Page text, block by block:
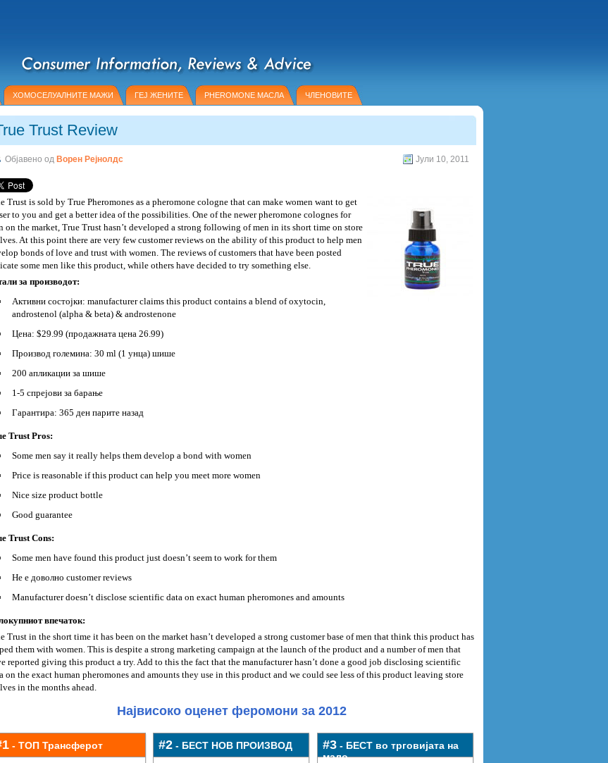
ХОМОСЕЛУАЛНИТЕ МАЖИ ГЕЈ ЖЕНИТЕ PHEROMONE МАСЛА ЧЛЕНОВИТЕ
Trust Review
Објавено од Ворен Рејнолдс Јули 10, 2011
Trust is sold by True Pheromones as a pheromone cologne that can make women want to get
to you and get a better idea of the possibilities. One of the newer pheromone colognes for
on the market, True Trust hasn’t developed a strong following of men in its short time on store
At this point there are very few customer reviews on the ability of this product to help men
bonds of love and trust with women. The reviews of customers that have been posted
some men like this product, while others have decided to try something else.
за производот:
Активни состојки: manufacturer claims this product contains a blend of oxytocin,
androstenol (alpha & beta) & androstenone
Цена: $29.99 (продажната цена 26.99)
Производ големина: 30 ml (1 унца) шише
200 апликации за шише
1-5 спрејови за барање
Гарантира: 365 ден парите назад
Trust Pros:
Some men say it really helps them develop a bond with women
Price is reasonable if this product can help you meet more women
Nice size product bottle
Good guarantee
Trust Cons:
Some men have found this product just doesn’t seem to work for them
Не е доволно customer reviews
Manufacturer doesn’t disclose scientific data on exact human pheromones and amounts
впечаток:
Trust in the short time it has been on the market hasn’t developed a strong customer base of men that think this product has
them with women. This is despite a strong marketing campaign at the launch of the product and a number of men that
reported giving this product a try. Add to this the fact that the manufacturer hasn’t done a good job disclosing scientific
on the exact human pheromones and amounts they use in this product and we could see less of this product leaving store
in the months ahead.
Највисоко оценет феромони за 2012
- ТОП Трансферот #2 - БЕСТ НОВ ПРОИЗВОД #3 - БЕСТ во трговијата на
мало